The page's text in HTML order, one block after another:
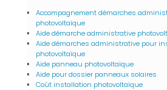
Accompagnement démarches
photovoltaïque
Aide démarche administrative
Aide démarches administrative pour
photovoltaïque
Aide panneau photovoltaïque
Aide pour dossier panneaux solaires
Coût installation photovoltaïque